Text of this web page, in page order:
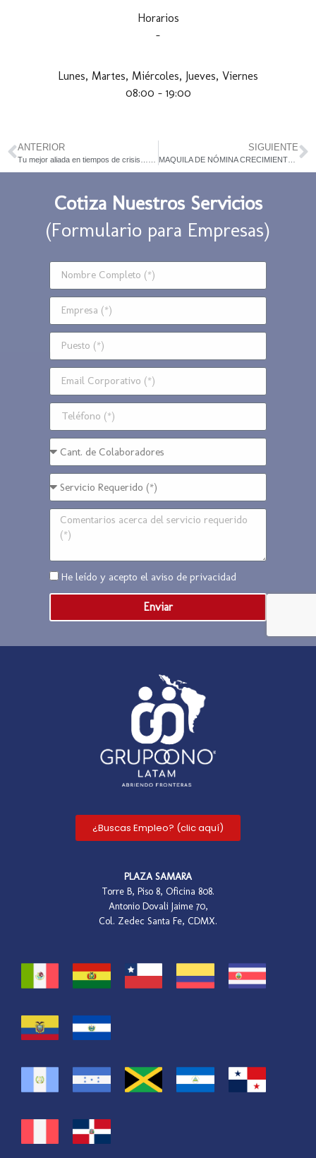
Horarios
–
Lunes, Martes, Miércoles, Jueves, Viernes
08:00 – 19:00
ANTERIOR SIGUIENTE
MAQUILA DE NÓMINA CRECIMIENTO PARA EMPRESAS EXIGENTES
¿Buscas Empleo? (clic aquí)
PLAZA SAMARA
Torre B, Piso 8, Oficina 808.
Antonio Dovali Jaime 70,
Col. Zedec Santa Fe, CDMX.
Cotiza Nuestros Servicios
(Formulario para Empresas)
He leído y acepto el aviso de privacidad
Enviar